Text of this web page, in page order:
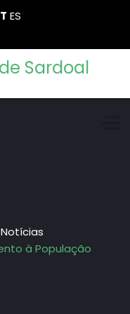
ES
Notícias
à População